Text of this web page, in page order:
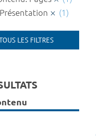
(1)
LES FILTRES